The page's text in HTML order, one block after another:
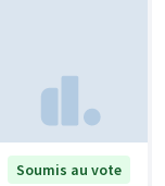
Soumis au vote